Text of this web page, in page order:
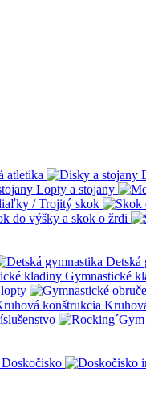
atletika
Lopty a stojany
/ Trojitý skok
do výšky a skok o žrdi
Detská
Gymnastické
Doskočisko